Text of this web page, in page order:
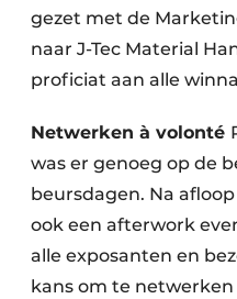
gezet met de
naar J-Tec Material
proficiat aan alle
Netwerken à volonté
was er genoeg op de
beursdagen. Na
ook een afterwork
alle exposanten en
kans om te